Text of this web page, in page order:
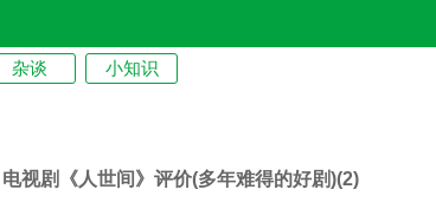
杂谈 小知识
电视剧《人世间》评价(多年难得的好剧)(2)